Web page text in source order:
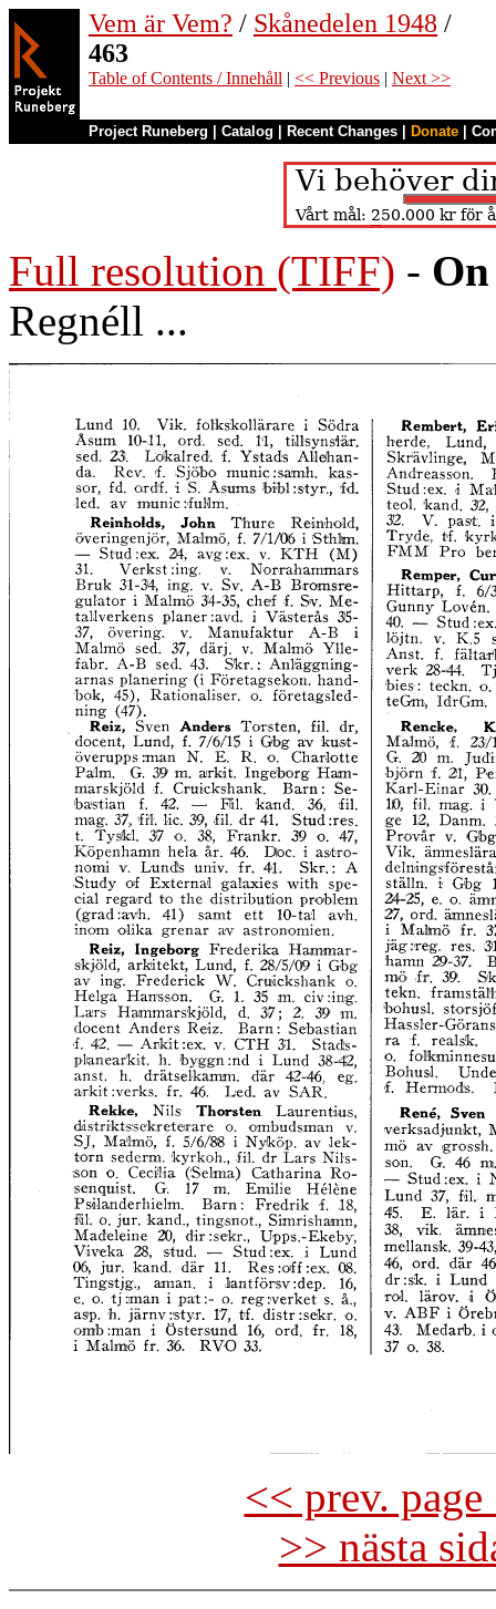
Vem är Vem? / Skånedelen 1948 /
463
Table of Contents / Innehåll | << Previous | Next >>
Project Runeberg Catalog Recent Changes Donate
Full resolution (TIFF) -
Regnéll ...
<< prev.
>> nästa